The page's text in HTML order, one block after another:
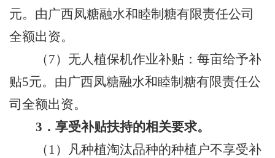
元。由广西凤糖融水和睦制糖有限责任公司
全额出资。
（7）无人植保机作业补贴：每亩给予补
贴5元。由广西凤糖融水和睦制糖有限责任公
司全额出资。
3 ．享受补贴扶持的相关要求。
（ 1）凡种植淘汰品种的种植户不享受补